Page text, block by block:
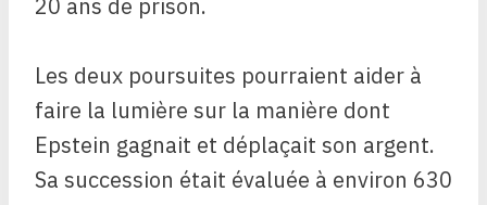
20 ans de prison.
Les deux poursuites pourraient aider à
faire la lumière sur la manière dont
Epstein gagnait et déplaçait son argent.
Sa succession était évaluée à environ 630